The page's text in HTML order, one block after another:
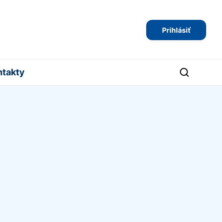
Prihlásiť